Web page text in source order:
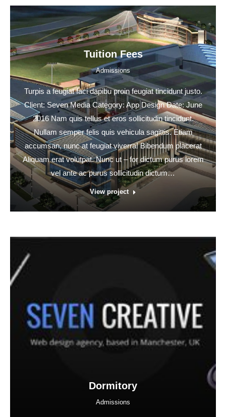
Tuition Fees
Admissions
Turpis a feugiat faci dapibu proin feugiat tincidunt justo.
Client: Seven Media Category: App Design Date: June
2016 Nam quis tellus et eros sollicitudin tincidunt.
Nullam semper felis quis vehicula sagittis. Etiam
accumsan, nunc at feugiat viverra! Bibendum placerat
Aliquam erat volutpat. Nunc ut – for dictum purus lorem
vel ante ac purus sollicitudin dictum…
View project
Dormitory
Admissions